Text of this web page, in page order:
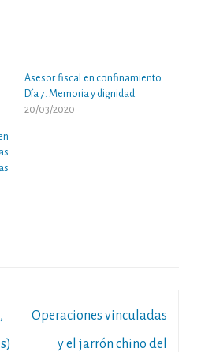
Asesor fiscal en confinamiento.
Día 7. Memoria y dignidad.
20/03/2020
Operaciones vinculadas
y el jarrón chino del